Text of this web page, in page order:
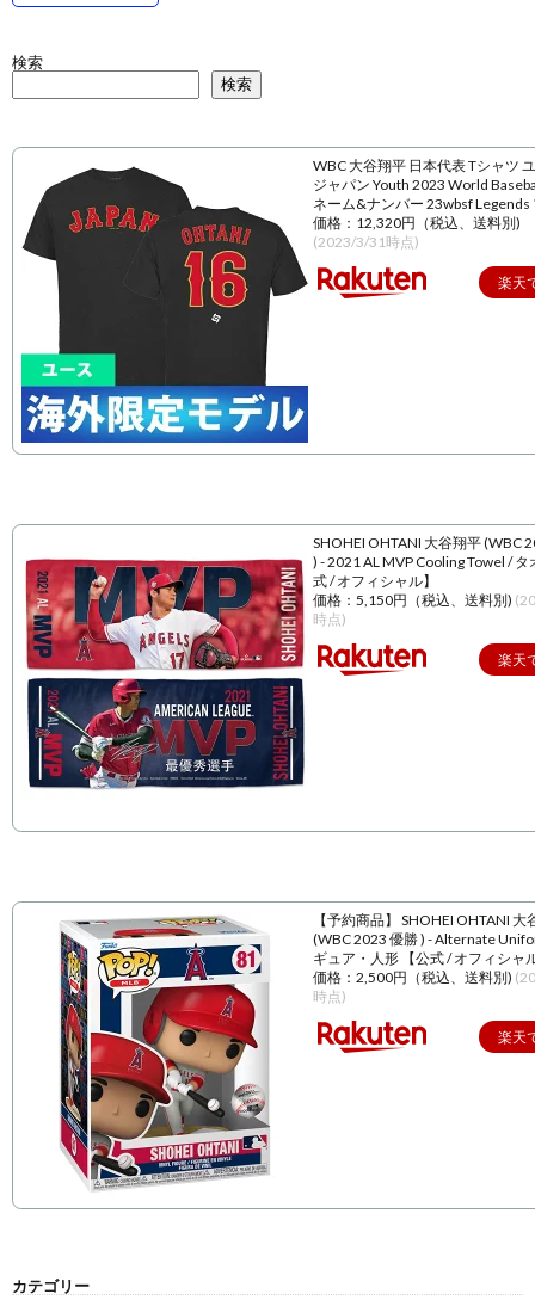
検索
検索
WBC 大谷翔平 日本代表 Tシャツ
ジャパン Youth 2023 World
ネーム&ナンバー 23wbsf Legends
価格：12,320円（税込、送料別)
(2023/3/31時点)
楽天
SHOHEI OHTANI 大谷翔平 (WBC
) - 2021 AL MVP Cooling Towel / タ
式 / オフィシャル】
価格：5,150円（税込、送料別)
時点)
楽天
【予約商品】 SHOHEI OHTANI 大
(WBC 2023 優勝 ) - Alternate
ギュア・人形 【公式 / オフィシャ
価格：2,500円（税込、送料別)
時点)
楽天
カテゴリー